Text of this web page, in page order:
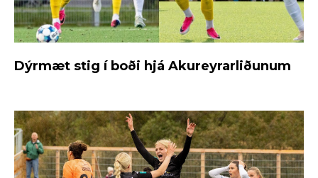
Dýrmæt stig í boði hjá Akureyrarliðunum